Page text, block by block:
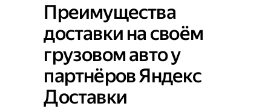
Преимущества
доставки на своём
грузовом авто у
партнёров Яндекс
Доставки